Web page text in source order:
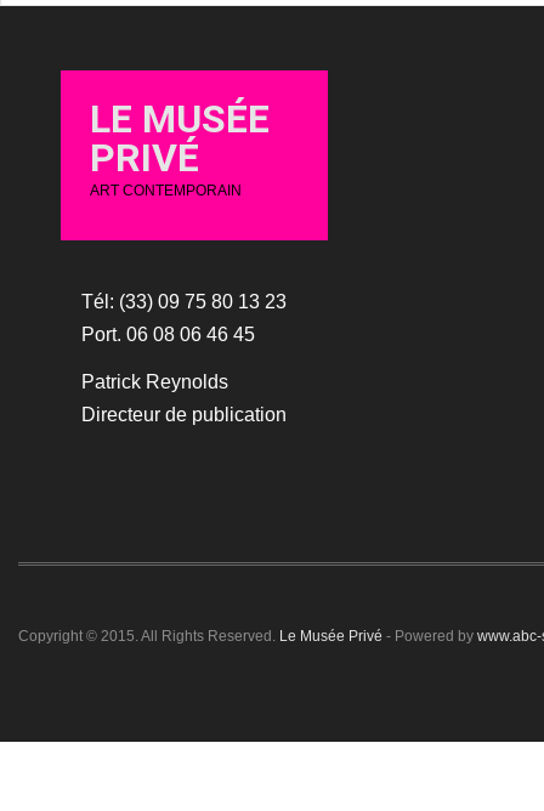
LE MUSÉE
PRIVÉ
ART CONTEMPORAIN
Tél: (33) 09 75 80 13 23
Port. 06 08 06 46 45
Patrick Reynolds
Directeur de publication
Copyright © 2015. All Rights Reserved. Le Musée Privé - Powered by